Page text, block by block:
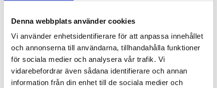
Denna webbplats använder cookies
Vi använder enhetsidentifierare för att anpassa innehållet
och annonserna till användarna, tillhandahålla funktioner
för sociala medier och analysera vår trafik. Vi
vidarebefordrar även sådana identifierare och annan
information från din enhet till de sociala medier och
De tar stor hänsyn till NP – kritiseras av kommunen
NP-resultaten i mattekurs störtdök – men inte betygen
Allt fler godkänns på NP i matematik 1